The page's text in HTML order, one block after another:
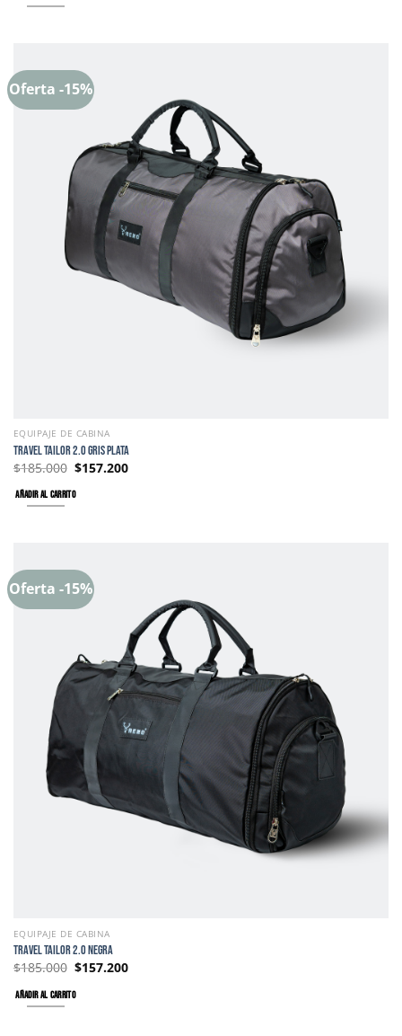
Oferta -15%
EQUIPAJE DE CABINA
TRAVEL TAILOR 2.0 GRIS PLATA
$185.000 $157.200
AÑADIR AL CARRITO
Oferta -15%
EQUIPAJE DE CABINA
TRAVEL TAILOR 2.0 NEGRA
$185.000 $157.200
AÑADIR AL CARRITO